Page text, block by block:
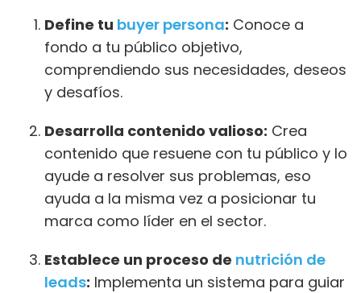
Define tu buyer persona: Conoce a
fondo a tu público objetivo,
comprendiendo sus necesidades, deseos
y desafíos.
Desarrolla contenido valioso: Crea
contenido que resuene con tu público y lo
ayude a resolver sus problemas, eso
ayuda a la misma vez a posicionar tu
marca como líder en el sector.
Establece un proceso de nutrición de
leads: Implementa un sistema para guiar